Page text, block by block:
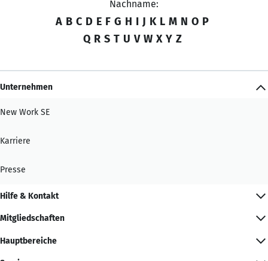
Nachname:
A B C D E F G H I J K L M N O P
Q R S T U V W X Y Z
Unternehmen
New Work SE
Karriere
Presse
Hilfe & Kontakt
Mitgliedschaften
Hauptbereiche